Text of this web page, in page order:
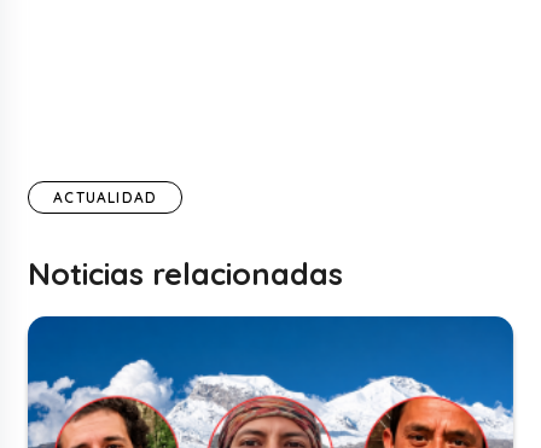
ACTUALIDAD
Noticias relacionadas